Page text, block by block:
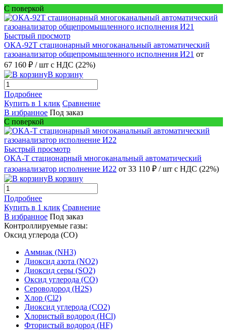
С поверкой
Быстрый просмотр
ОКА-92Т стационарный многоканальный автоматический
газоанализатор общепромышленного исполнения И21 от
67 160 ₽ / шт с НДС (22%)
В корзину
Подробнее
Купить в 1 клик Сравнение
В избранное Под заказ
С поверкой
Быстрый просмотр
ОКА-Т стационарный многоканальный автоматический
газоанализатор исполнение И22 от 33 110 ₽ / шт с НДС (22%)
В корзину
Подробнее
Купить в 1 клик Сравнение
В избранное Под заказ
Контроллируемые газы:
Оксид углерода (CO)
Аммиак (NH3)
Диоксид азота (NO2)
Диоксид серы (SO2)
Оксид углерода (CO)
Сероводород (H2S)
Хлор (Cl2)
Диоксид углерода (CO2)
Хлористый водород (HCl)
Фтористый водород (HF)